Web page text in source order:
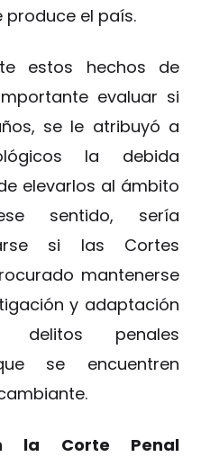
el país.
estos hechos de
evaluar si
se le atribuyó a
la debida
elevarlos al ámbito
sentido, sería
si las Cortes
mantenerse
y adaptación
penales
se encuentren
la Corte Penal